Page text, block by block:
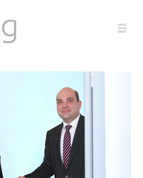
Unternehmen
Produkte
Service